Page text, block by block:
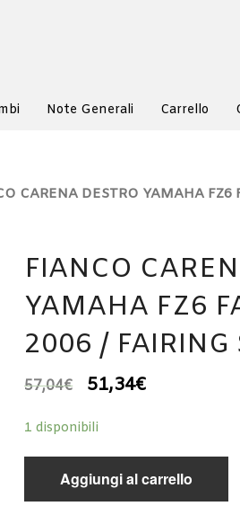
Note Generali Carrello
CARENA DESTRO YAMAHA FZ6
FIANCO
YAMAHA FZ6
2006 / FAIRING
57,04€ 51,34€
1 disponibili
Aggiungi al carrello